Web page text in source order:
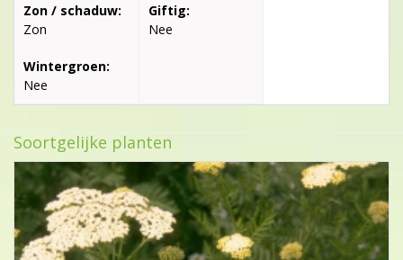
Zon / schaduw:
Zon
Wintergroen:
Nee
Giftig:
Nee
Soortgelijke planten